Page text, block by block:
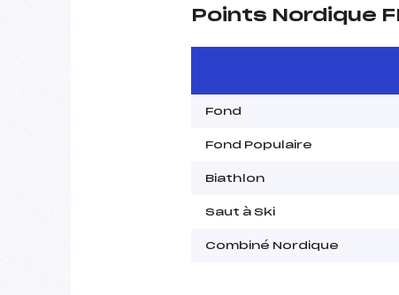
Points Nordique
Fond
Fond Populaire
Biathlon
Saut à Ski
Combiné Nordique